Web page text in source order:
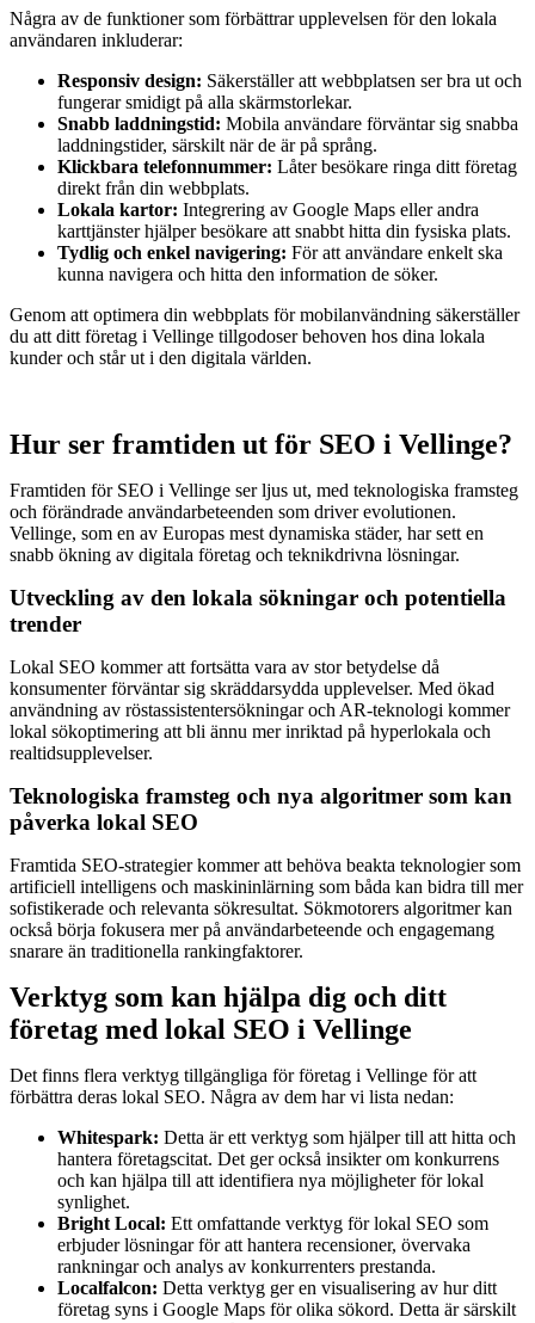
Några av de funktioner som förbättrar upplevelsen för den lokala
användaren inkluderar:
Responsiv design: Säkerställer att webbplatsen ser bra ut och
fungerar smidigt på alla skärmstorlekar.
Snabb laddningstid: Mobila användare förväntar sig snabba
laddningstider, särskilt när de är på språng.
Klickbara telefonnummer: Låter besökare ringa ditt företag
direkt från din webbplats.
Lokala kartor: Integrering av Google Maps eller andra
karttjänster hjälper besökare att snabbt hitta din fysiska plats.
Tydlig och enkel navigering: För att användare enkelt ska
kunna navigera och hitta den information de söker.
Genom att optimera din webbplats för mobilanvändning säkerställer
du att ditt företag i Vellinge tillgodoser behoven hos dina lokala
kunder och står ut i den digitala världen.
Hur ser framtiden ut för SEO i Vellinge?
Framtiden för SEO i Vellinge ser ljus ut, med teknologiska framsteg
och förändrade användarbeteenden som driver evolutionen.
Vellinge, som en av Europas mest dynamiska städer, har sett en
snabb ökning av digitala företag och teknikdrivna lösningar.
Utveckling av den lokala sökningar och potentiella
trender
Lokal SEO kommer att fortsätta vara av stor betydelse då
konsumenter förväntar sig skräddarsydda upplevelser. Med ökad
användning av röstassistentersökningar och AR-teknologi kommer
lokal sökoptimering att bli ännu mer inriktad på hyperlokala och
realtidsupplevelser.
Teknologiska framsteg och nya algoritmer som kan
påverka lokal SEO
Framtida SEO-strategier kommer att behöva beakta teknologier som
artificiell intelligens och maskininlärning som båda kan bidra till mer
sofistikerade och relevanta sökresultat. Sökmotorers algoritmer kan
också börja fokusera mer på användarbeteende och engagemang
snarare än traditionella rankingfaktorer.
Verktyg som kan hjälpa dig och ditt
företag med lokal SEO i Vellinge
Det finns flera verktyg tillgängliga för företag i Vellinge för att
förbättra deras lokal SEO. Några av dem har vi lista nedan:
Whitespark: Detta är ett verktyg som hjälper till att hitta och
hantera företagscitat. Det ger också insikter om konkurrens
och kan hjälpa till att identifiera nya möjligheter för lokal
synlighet.
Bright Local: Ett omfattande verktyg för lokal SEO som
erbjuder lösningar för att hantera recensioner, övervaka
rankningar och analys av konkurrenters prestanda.
Localfalcon: Detta verktyg ger en visualisering av hur ditt
företag syns i Google Maps för olika sökord. Detta är särskilt